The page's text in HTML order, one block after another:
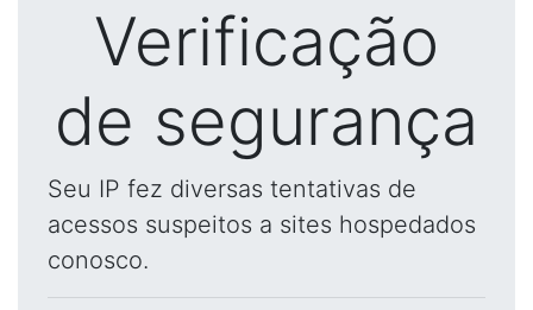
Verificação
de segurança
Seu IP fez diversas tentativas de
acessos suspeitos a sites hospedados
conosco.